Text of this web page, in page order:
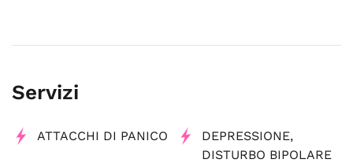
Servizi
ATTACCHI DI PANICO
DEPRESSIONE,
DISTURBO BIPOLARE